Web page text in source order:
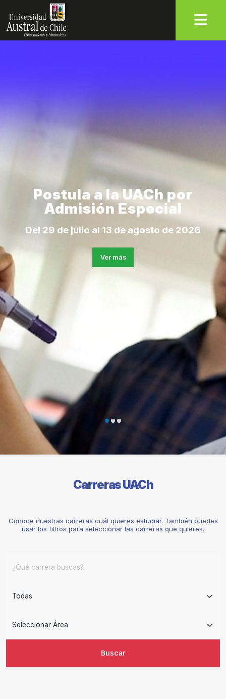
Del 29 de julio al 13 de agosto de 2026
Ver más
Carreras UACh
Conoce nuestras carreras cuál quieres estudiar. También puedes
usar los filtros para seleccionar las carreras que quieres.
Buscar